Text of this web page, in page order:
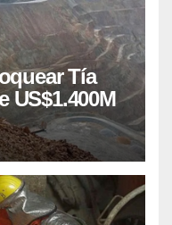
Tía
US$1.400M